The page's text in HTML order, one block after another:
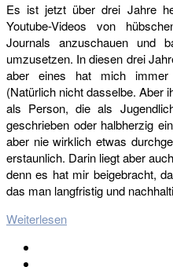
Es ist jetzt über drei Jahre
Youtube-Videos von
Journals anzuschauen und
umzusetzen. In diesen drei
aber eines hat mich immer
(Natürlich nicht dasselbe. Aber
als Person, die als
geschrieben oder halbherzig
aber nie wirklich etwas
erstaunlich. Darin liegt aber
denn es hat mir beigebracht,
das man langfristig und
Weiterlesen